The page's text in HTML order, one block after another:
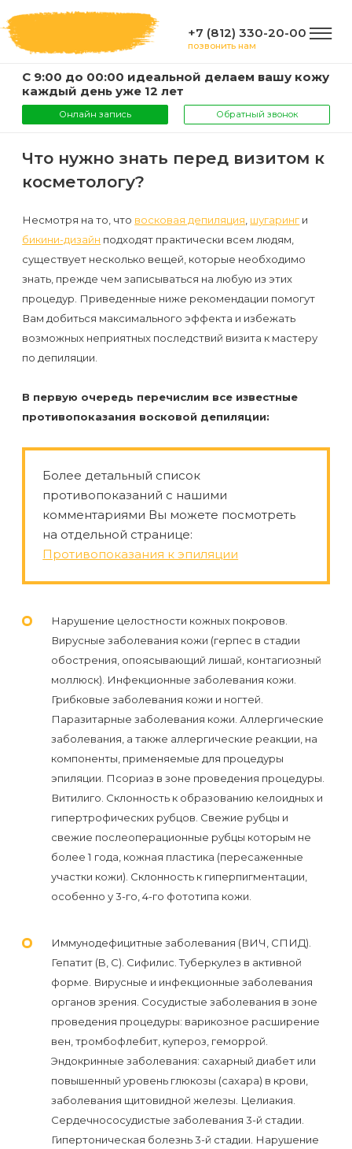
+7 (812) 330-20-00
позвонить нам
С 9:00 до 00:00 идеальной делаем вашу кожу
каждый день уже 12 лет
Онлайн запись Обратный звонок
ГЛАВНАЯ
и
цены
Эпиляция
воском
депиляция
Бикини-
дизайн
компании
Мастера
Отзывы
Материалы
и
инструменты
Оборудование
ИНФОРМАЦИЯ
Фото
ответы
Статьи
Блог
Форум
ВАЖНО
Подготовка
процедуре
сахаром
Эпиляция
и
Формула-1
первый
перед
Противопоказания
эпиляции
Что
нужно
знать
визитом
косметологу?
Рекомендации
Что нужно знать перед визитом к
косметологу?
Несмотря на то, что восковая депиляция шугаринг и
бикини-дизайн подходят практически всем людям,
существует несколько вещей, которые необходимо
знать, прежде чем записываться на любую из этих
процедур. Приведенные ниже рекомендации помогут
Вам добиться максимального эффекта и избежать
возможных неприятных последствий визита к мастеру
по депиляции.
В первую очередь перечислим все известные
противопоказания восковой депиляции:
Более детальный список
противопоказаний с нашими
комментариями Вы можете посмотреть
на отдельной странице:
Противопоказания к эпиляции
Нарушение целостности кожных покровов.
Вирусные заболевания кожи (герпес в стадии
обострения, опоясывающий лишай, контагиозный
моллюск). Инфекционные заболевания кожи.
Грибковые заболевания кожи и ногтей.
Паразитарные заболевания кожи. Аллергические
заболевания, а также аллергические реакции, на
компоненты, применяемые для процедуры
эпиляции. Псориаз в зоне проведения процедуры.
Витилиго. Склонность к образованию келоидных и
гипертрофических рубцов. Свежие рубцы и
свежие послеоперационные рубцы которым не
более 1 года, кожная пластика (пересаженные
участки кожи). Склонность к гиперпигментации,
особенно у 3-го, 4-го фототипа кожи.
Иммунодефицитные заболевания (ВИЧ, СПИД).
Гепатит (B, C). Сифилис. Туберкулез в активной
форме. Вирусные и инфекционные заболевания
органов зрения. Сосудистые заболевания в зоне
проведения процедуры: варикозное расширение
вен, тромбофлебит, купероз, геморрой.
Эндокринные заболевания: сахарный диабет или
повышенный уровень глюкозы (сахара) в крови,
заболевания щитовидной железы. Целиакия.
Сердечнососудистые заболевания 3-й стадии.
Гипертоническая болезнь 3-й стадии. Нарушение